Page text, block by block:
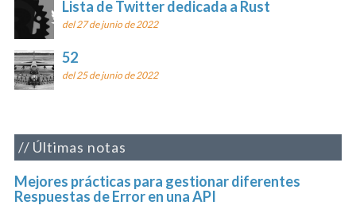
Lista de Twitter dedicada a Rust
del 27 de junio de 2022
52
del 25 de junio de 2022
Últimas notas
Mejores prácticas para gestionar diferentes
Respuestas de Error en una API